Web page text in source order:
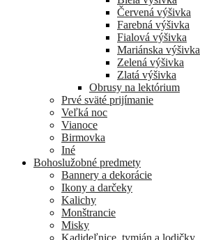
Červená výšivka
Farebná výšivka
Fialová výšivka
Mariánska výšivka
Zelená výšivka
Zlatá výšivka
Obrusy na lektórium
Prvé sväté prijímanie
Veľká noc
Vianoce
Birmovka
Iné
Bohoslužobné predmety
Bannery a dekorácie
Ikony a darčeky
Kalichy
Monštrancie
Misky
Kadideľnice, tymián a lodičky